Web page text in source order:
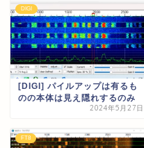
DIGI
[DIGI] パイルアップは有るも
のの本体は見え隠れするのみ
2024年5月27日
FT8